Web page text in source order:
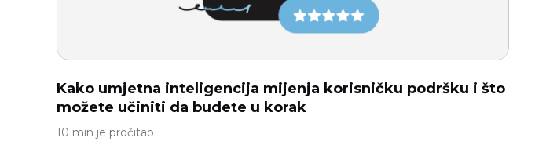
Kako umjetna inteligencija mijenja korisničku podršku i što
možete učiniti da budete u korak
10 min je pročitao